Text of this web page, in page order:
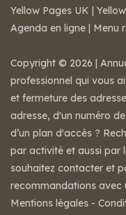
Yellow Pages UK |
Agenda en ligne | Menu
Copyright © 2026 |
professionnel qui vous
et fermeture des
adresse, d'un numéro
d’un plan d'accès ?
par activité et aussi par
souhaitez contacter et
recommandations avec
Mentions légales -